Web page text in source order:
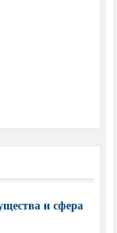
и сфера